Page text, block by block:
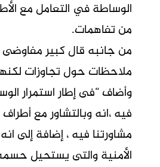
الوساطة في التعامل مع
من تفاهمات.
من جانبه قال كبير
ملاحظات حول تجاوزات لكنها
وأضاف “فى إطار استمرار
فيه ،انه وبالتشاور مع
مشاورتنا فيه ، إضافة إلى
الأمنية والتى يستحيل